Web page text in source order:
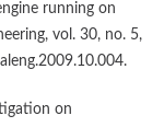
running on
vol. 30, no. 5,
on